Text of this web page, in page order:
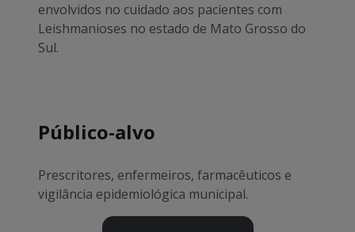
envolvidos no cuidado aos pacientes com
Leishmanioses no estado de Mato Grosso do
Sul.
Público-alvo
Prescritores, enfermeiros, farmacêuticos e
vigilância epidemiológica municipal.